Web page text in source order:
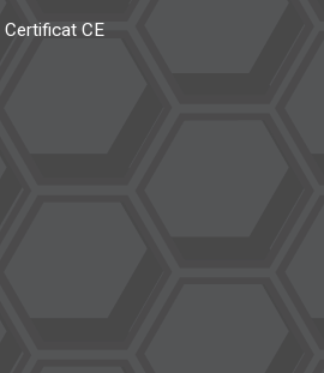
Certificat CE